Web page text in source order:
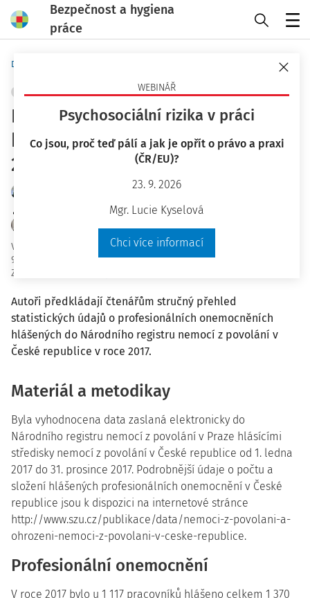
Bezpečnost a hygiena
práce
WEBINÁŘ
Psychosociální rizika v práci
Co jsou, proč teď pálí a jak je opřít o právo a praxi
(ČR/EU)?
23. 9. 2026
Mgr. Lucie Kyselová
Chci více informací
Domů
OCHRANA ZDRAVÍ + PŘIDAT VLASTNÍ
Profesionální onemocnění
hlášená v České republice v roce
2017
odb. as. MUDr. Zdenka Fenclová CSc.
doc. MUDr. Pavel Urban CSc.
Vydáno
9 minut čtení
Zdroj
Autoři předkládají čtenářům stručný přehled
statistických údajů o profesionálních onemocněních
hlášených do Národního registru nemocí z povolání v
České republice v roce 2017.
Materiál a metodikay
Byla vyhodnocena data zaslaná elektronicky do
Národního registru nemocí z povolání v Praze hlásícími
středisky nemocí z povolání v České republice od 1. ledna
2017 do 31. prosince 2017. Podrobnější údaje o počtu a
složení hlášených profesionálních onemocnění v České
republice jsou k dispozici na internetové stránce
http://www.szu.cz/publikace/data/nemoci-z-povolani-a-
ohrozeni-nemoci-z-povolani-v-ceske-republice.
Profesionální onemocnění
V roce 2017 bylo u 1 117 pracovníků hlášeno celkem 1 370